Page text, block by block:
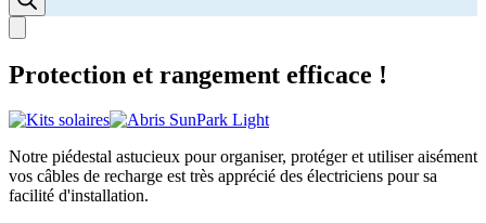
Protection et rangement efficace !
Notre piédestal astucieux pour organiser, protéger et utiliser aisément
vos câbles de recharge est très apprécié des électriciens pour sa
facilité d'installation.